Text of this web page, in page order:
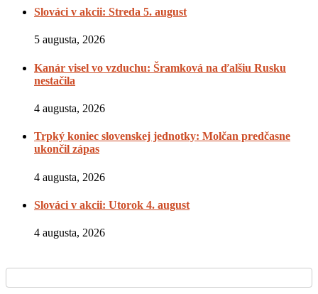
Slováci v akcii: Streda 5. august
5 augusta, 2026
Kanár visel vo vzduchu: Šramková na ďalšiu Rusku
nestačila
4 augusta, 2026
Trpký koniec slovenskej jednotky: Molčan predčasne
ukončil zápas
4 augusta, 2026
Slováci v akcii: Utorok 4. august
4 augusta, 2026